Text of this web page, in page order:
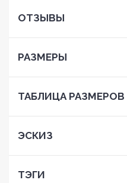
ОТЗЫВЫ
РАЗМЕРЫ
ТАБЛИЦА РАЗМЕРОВ
ЭСКИЗ
ТЭГИ